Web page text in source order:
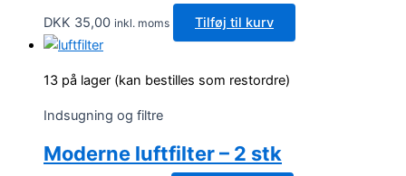
DKK 35,00 inkl. moms Tilføj til kurv
13 på lager (kan bestilles som restordre)
Indsugning og filtre
Moderne luftfilter – 2 stk